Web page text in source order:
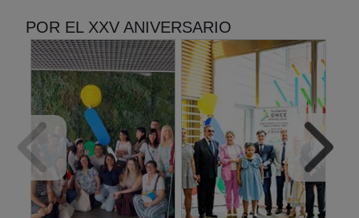
POR EL XXV ANIVERSARIO
Noticias
destacadas